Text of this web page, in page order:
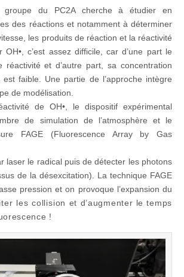
du PC2A cherche à étudier en
des réactions et notamment à déterminer
les produits de réaction et la réactivité
OH•, c’est assez difficile, car d’une part le
réactivité et d’autre part, sa concentration
est faible. Une partie de l’approche intègre
de modélisation.
de OH•, le dispositif expérimental
de simulation de l’atmosphère et le
FAGE (Fluorescence Array by Gas
laser le radical puis de détecter les photons
de la désexcitation). La technique FAGE
pression et on provoque l’expansion du
les collision et d’augmenter le temps
!